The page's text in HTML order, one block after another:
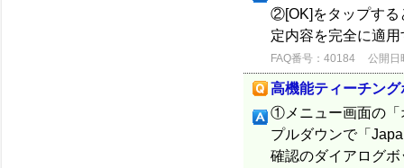
②[OK]をタップする
定内容を完全に適
FAQ番号：40184 公開日
高機能ティーチン
①メニュー画面の「
プルダウンで「
確認のダイアログ